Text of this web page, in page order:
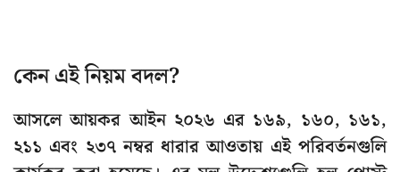
কেন এই নিয়ম বদল?
আসলে আয়কর আইন ২০২৬ এর ১৬৯, ১৬০, ১৬১,
২১১ এবং ২৩৭ নম্বর ধারার আওতায় এই পরিবর্তনগুলি